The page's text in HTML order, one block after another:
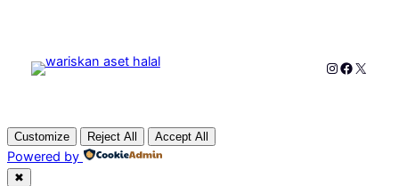
Instagram
X
Customize Reject All Accept All
Powered by
✖